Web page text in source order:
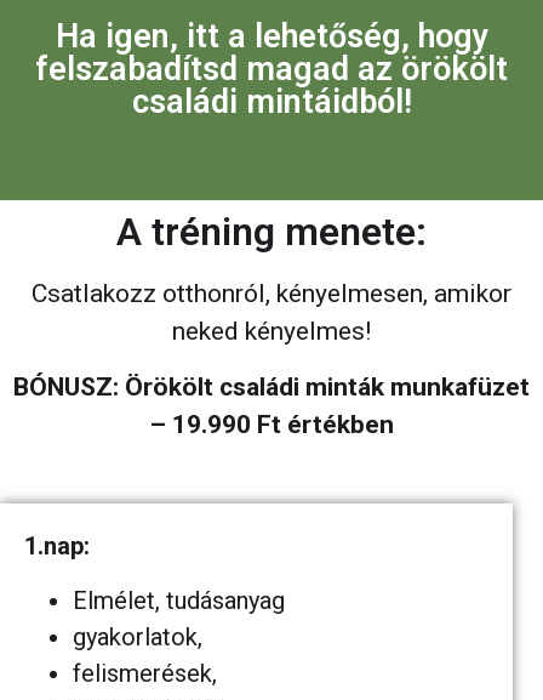
Ha igen, itt a lehetőség, hogy
felszabadítsd magad az örökölt
családi mintáidból!
A tréning menete:
Csatlakozz otthonról, kényelmesen, amikor
neked kényelmes!
BÓNUSZ: Örökölt családi minták munkafüzet
– 19.990 Ft értékben
1.nap:
Elmélet, tudásanyag
gyakorlatok,
felismerések,